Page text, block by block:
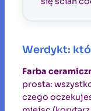
Werdykt:
Farba
prosta:
czego